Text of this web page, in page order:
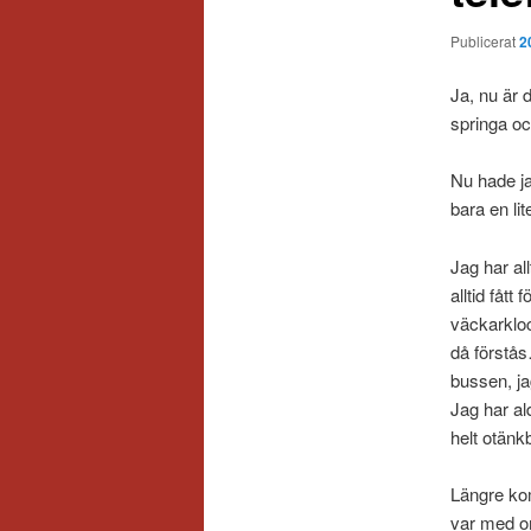
Publicerat
Ja, nu är
springa
Nu hade
bara en
Jag har
alltid fått
då
bussen,
Jag har
helt
Längre
var med